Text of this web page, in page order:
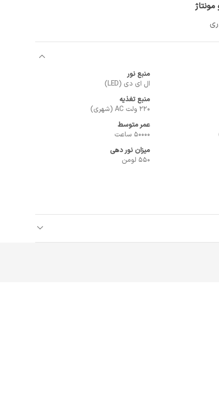
منبع نور
ال ای دی (LED)
منبع تغذیه
220 ولت AC (شهری)
عمر متوسط
50000 ساعت
میزان نور دهی
550 لومن